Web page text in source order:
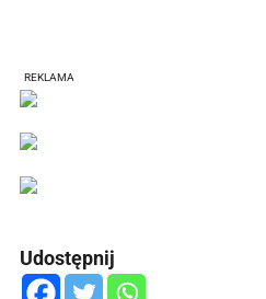
REKLAMA
Udostępnij